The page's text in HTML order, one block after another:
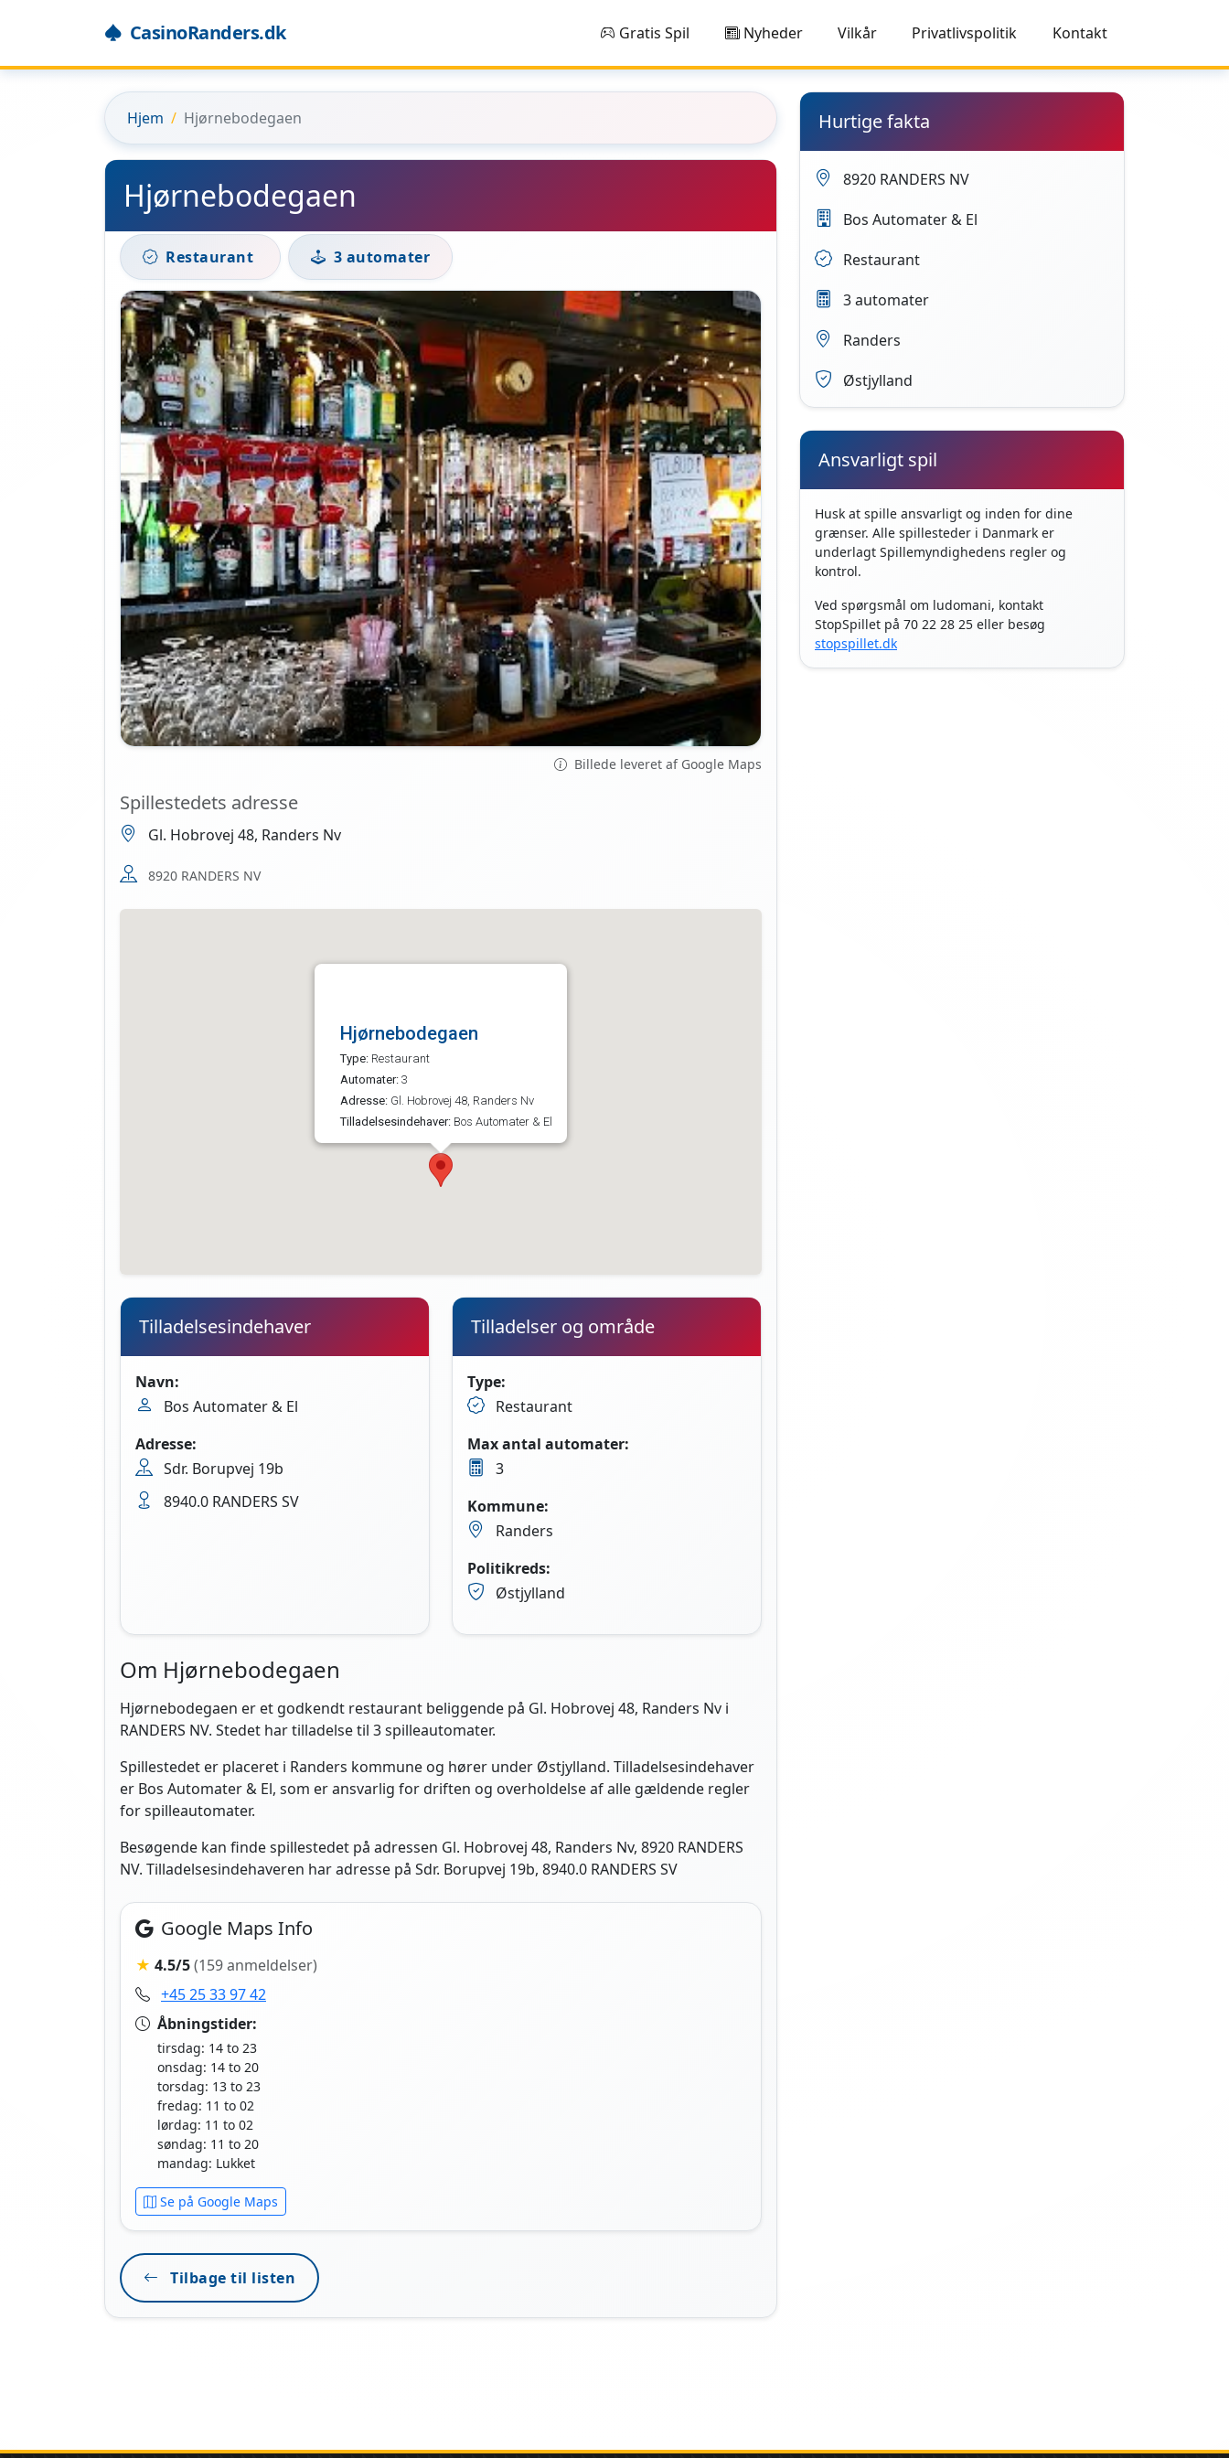
CasinoRanders.dk Gratis Spil Nyheder Vilkår Privatlivspolitik Kontakt
Hjem Hjørnebodegaen
Hjørnebodegaen
Restaurant 3 automater
Billede leveret af Google Maps
Spillestedets adresse
Gl. Hobrovej 48, Randers Nv
8920 RANDERS NV
Hjørnebodegaen
Type: Restaurant
Automater: 3
Adresse: Gl. Hobrovej 48, Randers Nv
Tilladelsesindehaver: Bos Automater & El
Tilladelsesindehaver
Navn:
Bos Automater & El
Adresse:
Sdr. Borupvej 19b
8940.0 RANDERS SV
Tilladelser og område
Type:
Restaurant
Max antal automater:
3
Kommune:
Randers
Politikreds:
Østjylland
Om Hjørnebodegaen
Hjørnebodegaen er et godkendt restaurant beliggende på Gl. Hobrovej 48, Randers Nv i
RANDERS NV. Stedet har tilladelse til 3 spilleautomater.
Spillestedet er placeret i Randers kommune og hører under Østjylland. Tilladelsesindehaver
er Bos Automater & El, som er ansvarlig for driften og overholdelse af alle gældende regler
for spilleautomater.
Besøgende kan finde spillestedet på adressen Gl. Hobrovej 48, Randers Nv, 8920 RANDERS
NV. Tilladelsesindehaveren har adresse på Sdr. Borupvej 19b, 8940.0 RANDERS SV
Google Maps Info
★ 4.5/5(159 anmeldelser)
+45 25 33 97 42
Åbningstider:
tirsdag: 14 to 23
onsdag: 14 to 20
torsdag: 13 to 23
fredag: 11 to 02
lørdag: 11 to 02
søndag: 11 to 20
mandag: Lukket
Se på Google Maps
Tilbage til listen
Hurtige fakta
8920 RANDERS NV
Bos Automater & El
Restaurant
3 automater
Randers
Østjylland
Ansvarligt spil
Husk at spille ansvarligt og inden for dine
grænser. Alle spillesteder i Danmark er
underlagt Spillemyndighedens regler og
kontrol.
Ved spørgsmål om ludomani, kontakt
StopSpillet på 70 22 28 25 eller besøg
stopspillet.dk